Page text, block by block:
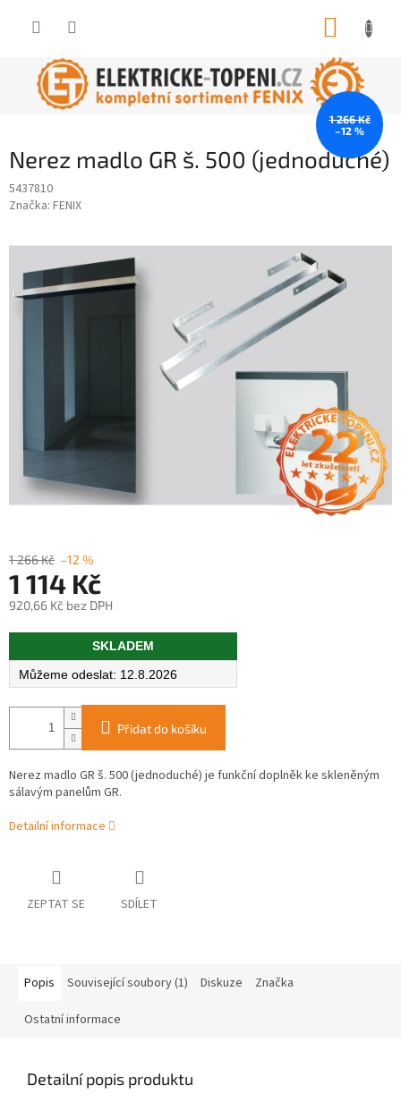
Nerez madlo GR š. 500 (jednoduché)
5437810
Značka: FENIX
1 266 Kč
–12 %
1 266 Kč –12 %
1 114 Kč
920,66 Kč bez DPH
Měrná
SKLADEM
12.8.2026
Přidat do košíku
Nerez madlo GR š. 500 (jednoduché) je funkční doplněk ke skleněným
sálavým panelům GR.
Detailní informace
ZEPTAT SE SDÍLET
Popis Související soubory (1) Diskuze Značka
Ostatní informace
Detailní popis produktu